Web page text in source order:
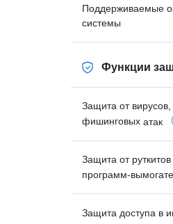
Поддерживаемые
системы
Функции
Защита от
фишинговых атак
Защита от руткитов
программ-
Защита доступа в